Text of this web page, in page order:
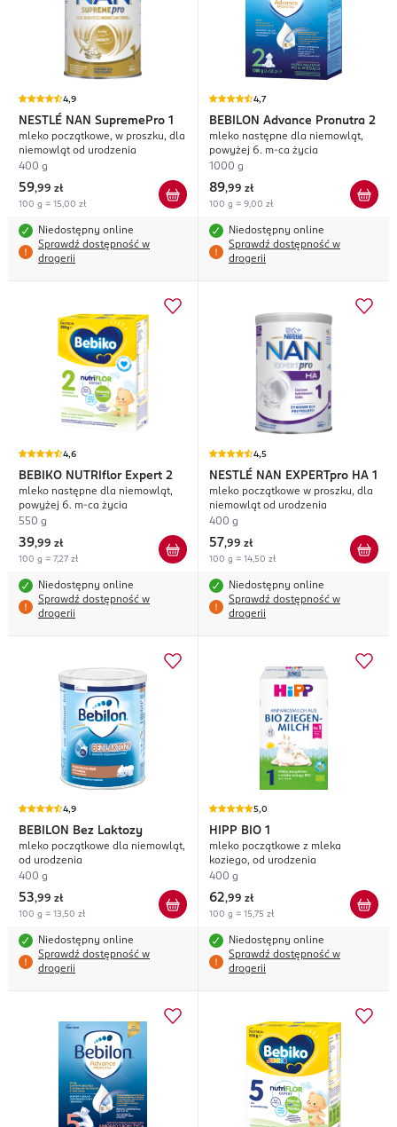
4,9
NESTLÉ NAN SupremePro 1
mleko początkowe, w proszku, dla
niemowląt od urodzenia
400 g
59,99 zł
100 g = 15,00 zł
Niedostępny online
Sprawdź dostępność w
drogerii
4,7
BEBILON Advance Pronutra 2
mleko następne dla niemowląt,
powyżej 6. m-ca życia
1000 g
89,99 zł
100 g = 9,00 zł
Niedostępny online
Sprawdź dostępność w
drogerii
4,6
BEBIKO NUTRIflor Expert 2
mleko następne dla niemowląt,
powyżej 6. m-ca życia
550 g
39,99 zł
100 g = 7,27 zł
Niedostępny online
Sprawdź dostępność w
drogerii
4,5
NESTLÉ NAN EXPERTpro HA 1
mleko początkowe w proszku, dla
niemowląt od urodzenia
400 g
57,99 zł
100 g = 14,50 zł
Niedostępny online
Sprawdź dostępność w
drogerii
4,9
BEBILON Bez Laktozy
mleko początkowe dla niemowląt,
od urodzenia
400 g
53,99 zł
100 g = 13,50 zł
Niedostępny online
Sprawdź dostępność w
drogerii
5,0
HIPP BIO 1
mleko początkowe z mleka
koziego, od urodzenia
400 g
62,99 zł
100 g = 15,75 zł
Niedostępny online
Sprawdź dostępność w
drogerii